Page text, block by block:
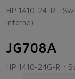
HP 1410-24-R :
interne)
JG708A
HP 1410-24G-R :